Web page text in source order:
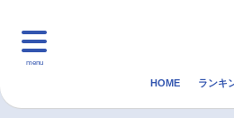
menu
HOME ランキ